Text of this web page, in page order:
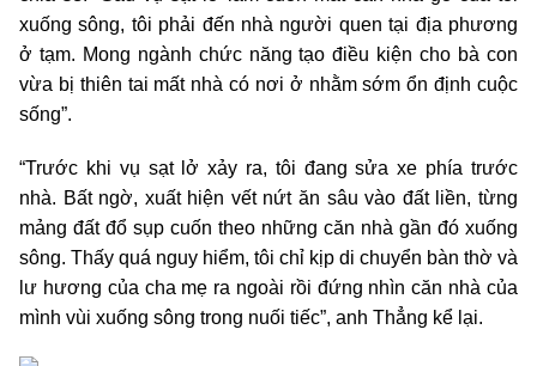
xuống sông, tôi phải đến nhà người quen tại địa phương
ở tạm. Mong ngành chức năng tạo điều kiện cho bà con
vừa bị thiên tai mất nhà có nơi ở nhằm sớm ổn định cuộc
sống”.
“Trước khi vụ sạt lở xảy ra, tôi đang sửa xe phía trước
nhà. Bất ngờ, xuất hiện vết nứt ăn sâu vào đất liền, từng
mảng đất đổ sụp cuốn theo những căn nhà gần đó xuống
sông. Thấy quá nguy hiểm, tôi chỉ kịp di chuyển bàn thờ và
lư hương của cha mẹ ra ngoài rồi đứng nhìn căn nhà của
mình vùi xuống sông trong nuối tiếc”, anh Thẳng kể lại.